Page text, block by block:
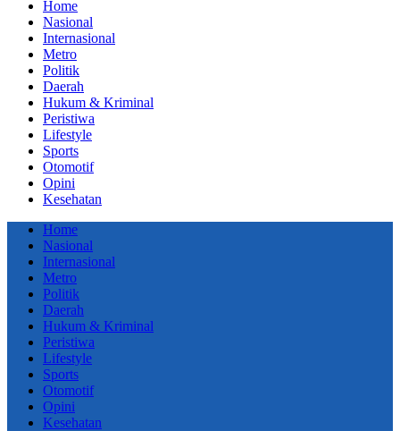
Home
Nasional
Internasional
Metro
Politik
Daerah
Hukum & Kriminal
Peristiwa
Lifestyle
Sports
Otomotif
Opini
Kesehatan
Home
Nasional
Internasional
Metro
Politik
Daerah
Hukum & Kriminal
Peristiwa
Lifestyle
Sports
Otomotif
Opini
Kesehatan